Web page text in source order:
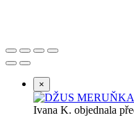
×
Ivana K. objednala